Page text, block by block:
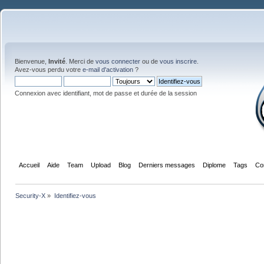
Bienvenue, Invité . Merci de vous connecter ou de vous inscrire
Avez-vous perdu votre e-mail d'activation ?
Connexion avec identifiant, mot de passe et durée de la session
Accueil Aide Team Upload Blog Derniers messages Diplome Tags
Security-X » Identifiez-vous